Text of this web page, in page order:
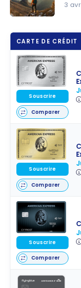
avec
60 000
Miles Flying
Blue ?
3
CARTE DE CRÉDIT
Souscrire
Comparer
Souscrire
Comparer
Souscrire
Comparer